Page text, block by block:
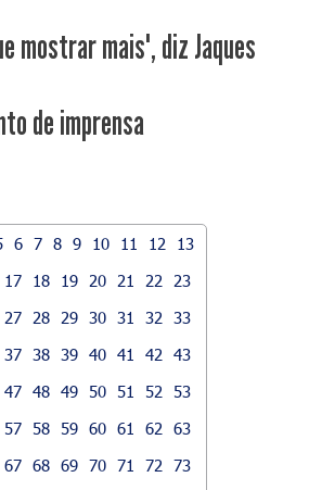
mostrar mais", diz Jaques
de imprensa
6 7 8 9 10 11 12
13
17 18 19 20 21 22
23
27 28 29 30 31 32
33
37 38 39 40 41 42
43
47 48 49 50 51 52
53
57 58 59 60 61 62
63
67 68 69 70 71 72
73